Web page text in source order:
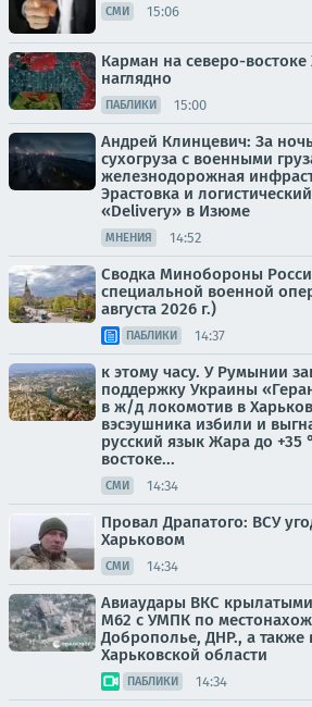
СМИ 15:06
Карман на северо-
наглядно
ПАБЛИКИ 15:00
Андрей Клинцевич: За
сухогруза с военными
железнодорожная
Эрастовка и
«Delivery» в Изюме
МНЕНИЯ 14:52
Сводка Минобороны
специальной военной
августа 2026 г.)
ПАБЛИКИ 14:37
к этому часу. У Румынии
поддержку Украины
в ж/д локомотив в
вэсэушника избили и
русский язык Жара до +35
востоке...
СМИ 14:34
Провал Драпатого: ВСУ
Харьковом
СМИ 14:34
Авиаудары ВКС
М62 с УМПК по
Доброполье, ДНР., а также
Харьковской области
ПАБЛИКИ 14:34